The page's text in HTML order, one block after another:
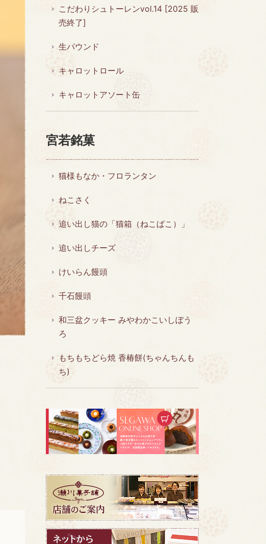
こだわりシュトーレンvol.14 [2025 販
売終了]
生パウンド
キャロットロール
キャロットアソート缶
宮若銘菓
猫様もなか・フロランタン
ねこさく
追い出し猫の「猫箱（ねこばこ）」
追い出しチーズ
けいらん饅頭
千石饅頭
和三盆クッキー みやわかこいしぼう
ろ
もちもちどら焼 香椿餅(ちゃんちんも
ち)